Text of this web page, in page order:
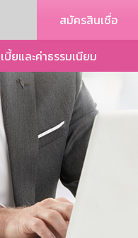
สมัครสินเชื่อ
บี้ยและค่าธรรมเนียม